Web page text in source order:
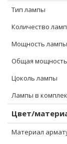
Тип лампы
Количество ламп
Мощность
Общая
Цоколь лампы
Лампы в
Цвет/
Материал